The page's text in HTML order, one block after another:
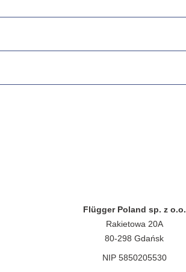
Flügger Poland sp. z o.o.
Rakietowa 20A
80-298 Gdańsk
NIP 5850205530